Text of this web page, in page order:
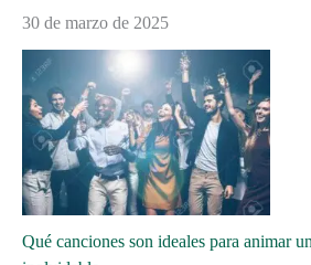
30 de marzo de 2025
Qué canciones son ideales para animar